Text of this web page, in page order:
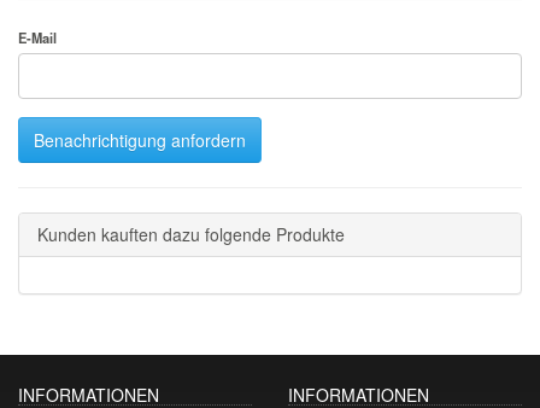
E-Mail
Benachrichtigung anfordern
Kunden kauften dazu folgende Produkte
INFORMATIONEN INFORMATIONEN